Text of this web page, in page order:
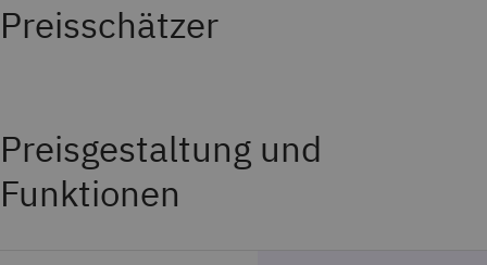
Preisschätzer
Preisgestaltung und
Funktionen